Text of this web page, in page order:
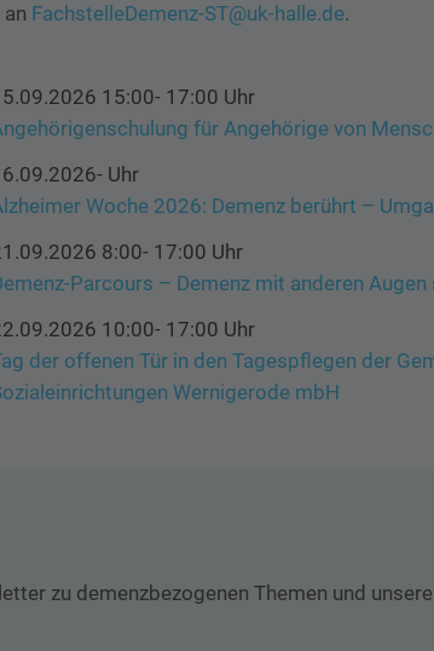
FachstelleDemenz-ST@uk-halle.de.
15:00- 17:00 Uhr
für Angehörige von
Uhr
Woche 2026: Demenz berührt –
8:00- 17:00 Uhr
Parcours – Demenz mit anderen Augen
10:00- 17:00 Uhr
der offenen Tür in den Tagespflegen der
Wernigerode mbH
zu demenzbezogenen Themen und